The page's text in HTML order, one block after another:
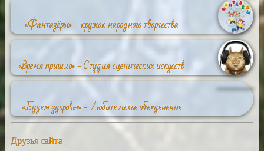
«Фантазёры» - кружок народного творчества
«Время пришло» - Студия сценических искусств
«Будем здоровы» - Любительское объеденение
Друзья сайта